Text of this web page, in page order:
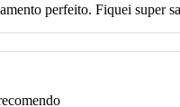
perfeito. Fiquei super